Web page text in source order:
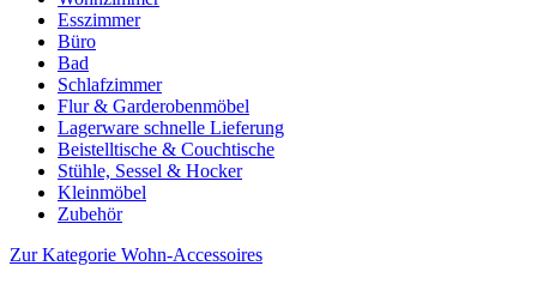
Esszimmer
Büro
Bad
Schlafzimmer
Flur & Garderobenmöbel
Lagerware schnelle Lieferung
Beistelltische & Couchtische
Stühle, Sessel & Hocker
Kleinmöbel
Zubehör
Zur Kategorie Wohn-Accessoires